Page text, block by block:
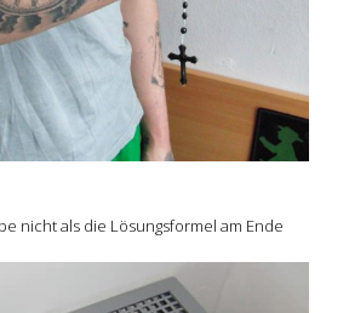
nicht als die Lösungsformel am Ende